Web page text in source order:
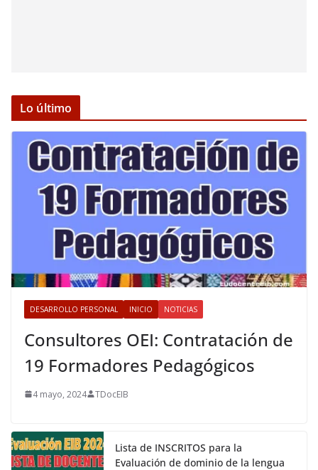
Lo último
DESARROLLO PERSONAL INICIO NOTICIAS
Consultores OEI: Contratación de
19 Formadores Pedagógicos
4 mayo, 2024 TDocEIB
Lista de INSCRITOS para la
Evaluación de dominio de la lengua